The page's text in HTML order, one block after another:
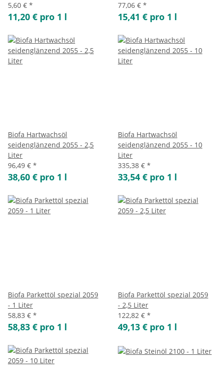
5,60 € *
11,20 € pro 1 l
77,06 € *
15,41 € pro 1 l
Biofa Hartwachsöl
seidenglänzend 2055 - 2,5
Liter
96,49 € *
38,60 € pro 1 l
Biofa Hartwachsöl
seidenglänzend 2055 - 10
Liter
335,38 € *
33,54 € pro 1 l
Biofa Parkettöl spezial 2059
- 1 Liter
58,83 € *
58,83 € pro 1 l
Biofa Parkettöl spezial 2059
- 2,5 Liter
122,82 € *
49,13 € pro 1 l